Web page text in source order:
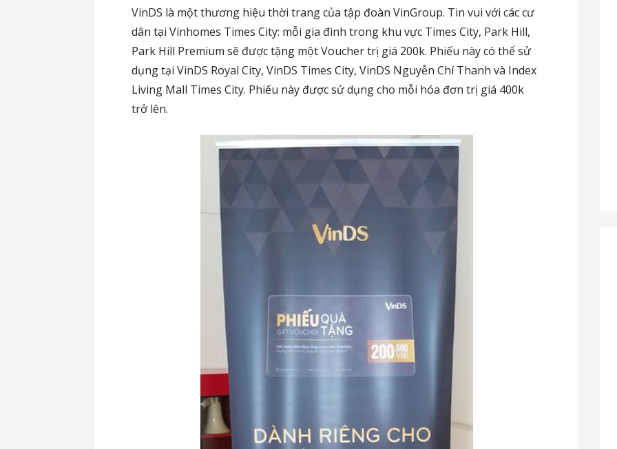
VinDS là một thương hiệu thời trang của tập đoàn VinGroup. Tin vui với các cư
dân tại Vinhomes Times City: mỗi gia đình trong khu vực Times City, Park Hill,
Park Hill Premium sẽ được tặng một Voucher trị giá 200k. Phiếu này có thể sử
dụng tại VinDS Royal City, VinDS Times City, VinDS Nguyễn Chí Thanh và Index
Living Mall Times City. Phiếu này được sử dụng cho mỗi hóa đơn trị giá 400k
trở lên.